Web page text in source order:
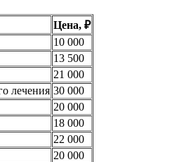
Цена, ₽
10 000
13 500
21 000
лечения 30 000
20 000
18 000
22 000
20 000